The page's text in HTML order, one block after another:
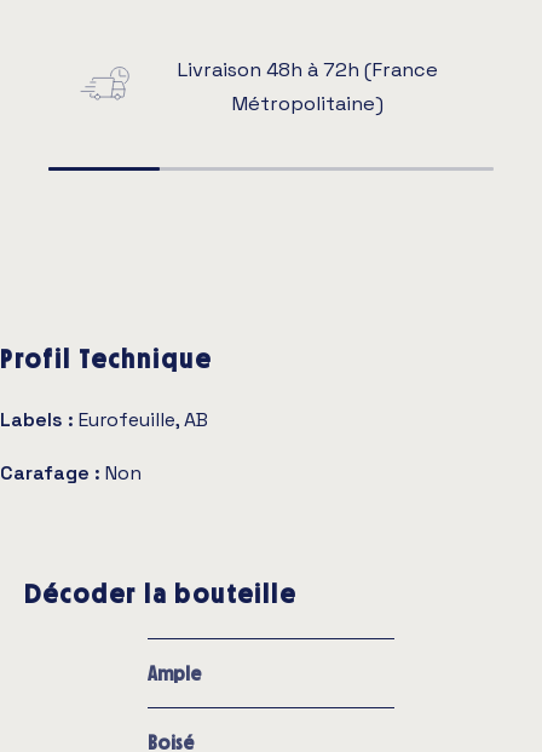
Livraison 48h à 72h (France
Métropolitaine)
Profil Technique
Labels : Eurofeuille, AB
Carafage : Non
Décoder la bouteille
Ample
Boisé